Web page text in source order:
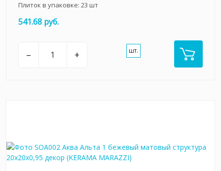
Плиток в упаковке: 23 шт
541.68 руб.
– + шт.